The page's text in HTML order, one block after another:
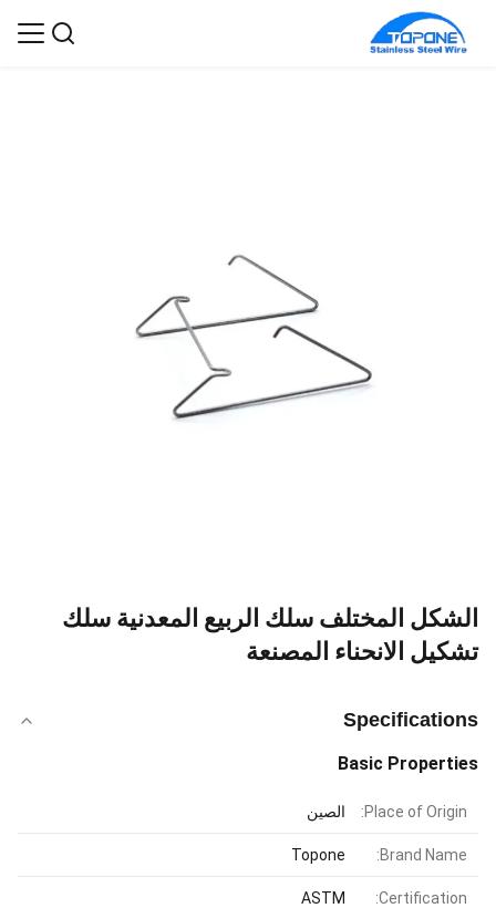
الشكل المختلف سلك الربيع المعدنية سلك
تشكيل الانحناء المصنعة
Specifications
Basic Properties
Place of Origin: الصين
Brand Name:
Topone
Certification:
ASTM